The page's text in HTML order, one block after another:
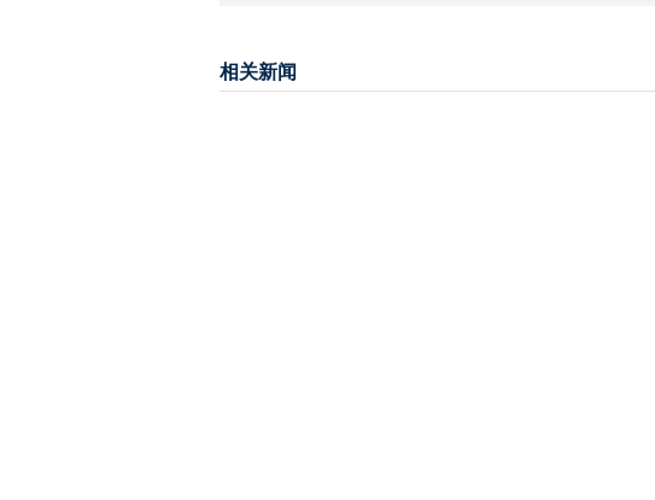
相关新闻